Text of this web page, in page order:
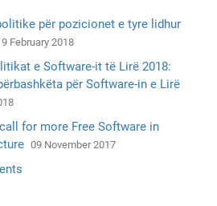
për pozicionet e tyre lidhur
February 2018
e Software-it të Lirë 2018:
për Software-in e Lirë
for more Free Software in
09 November 2017